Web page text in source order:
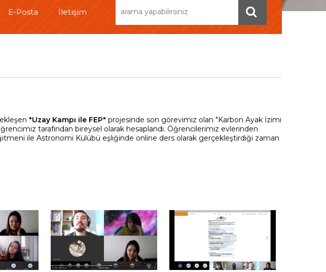
E-Posta İletişim
"Uzay Kampı ile FEP" projesinde son görevimiz olan "Karbon Ayak İzimi
tarafından bireysel olarak hesaplandı. Öğrencilerimiz evlerinden
ile Astronomi Kulübü eşliğinde online ders olarak gerçekleştirdiği zaman